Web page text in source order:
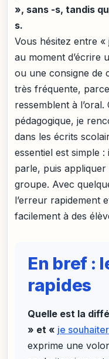
», sans -s, tandis
s.
Vous hésitez entre «
au moment d’écrire
ou une consigne de
très fréquente,
ressemblent à
pédagogique, je
dans les écrits
essentiel est simple
parle, puis
groupe. Avec
l’erreur rapidement
facilement à des
En bref :
rapides
Quelle est la
» et « je
exprime une